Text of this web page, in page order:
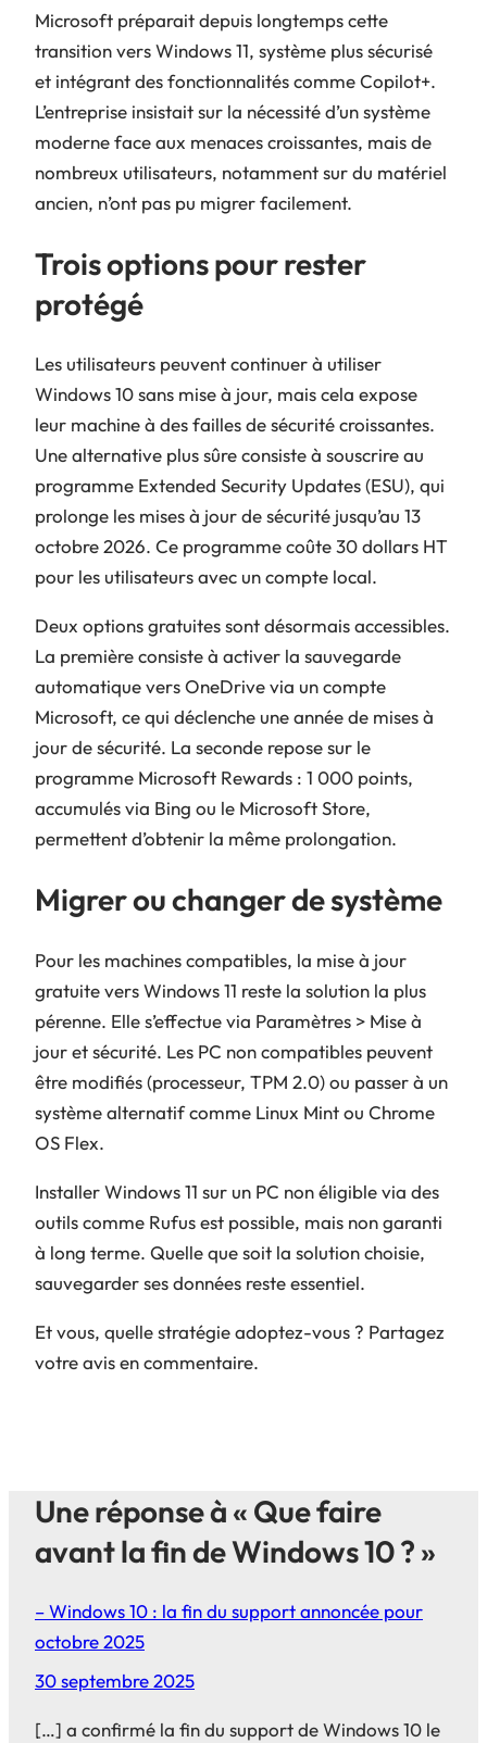
Microsoft préparait depuis longtemps cette
transition vers Windows 11, système plus sécurisé
et intégrant des fonctionnalités comme Copilot+.
L’entreprise insistait sur la nécessité d’un système
moderne face aux menaces croissantes, mais de
nombreux utilisateurs, notamment sur du matériel
ancien, n’ont pas pu migrer facilement.
Trois options pour rester
protégé
Les utilisateurs peuvent continuer à utiliser
Windows 10 sans mise à jour, mais cela expose
leur machine à des failles de sécurité croissantes.
Une alternative plus sûre consiste à souscrire au
programme Extended Security Updates (ESU), qui
prolonge les mises à jour de sécurité jusqu’au 13
octobre 2026. Ce programme coûte 30 dollars HT
pour les utilisateurs avec un compte local.
Deux options gratuites sont désormais accessibles.
La première consiste à activer la sauvegarde
automatique vers OneDrive via un compte
Microsoft, ce qui déclenche une année de mises à
jour de sécurité. La seconde repose sur le
programme Microsoft Rewards : 1 000 points,
accumulés via Bing ou le Microsoft Store,
permettent d’obtenir la même prolongation.
Migrer ou changer de système
Pour les machines compatibles, la mise à jour
gratuite vers Windows 11 reste la solution la plus
pérenne. Elle s’effectue via Paramètres > Mise à
jour et sécurité. Les PC non compatibles peuvent
être modifiés (processeur, TPM 2.0) ou passer à un
système alternatif comme Linux Mint ou Chrome
OS Flex.
Installer Windows 11 sur un PC non éligible via des
outils comme Rufus est possible, mais non garanti
à long terme. Quelle que soit la solution choisie,
sauvegarder ses données reste essentiel.
Et vous, quelle stratégie adoptez-vous ? Partagez
votre avis en commentaire.
Une réponse à « Que faire
avant la fin de Windows 10 ? »
– Windows 10 : la fin du support annoncée pour
octobre 2025
30 septembre 2025
[…] a confirmé la fin du support de Windows 10 le